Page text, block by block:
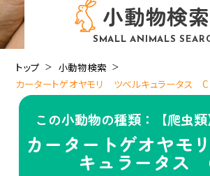
小動物検索
SMALL ANIMALS
トップ
小動物検索
カータートゲオヤモリ ツベルキュラータス
この小動物の種類：【爬虫
カータートゲオヤ
キュラータス